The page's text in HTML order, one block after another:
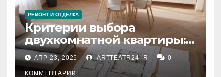
РЕМОНТ И ОТДЕЛКА
Критерии выбора
двухкомнатной квартиры:
планировка, площадь,
состояние и документация
АПР 23, 2026 ARTTEATR24_R 0
КОММЕНТАРИИ